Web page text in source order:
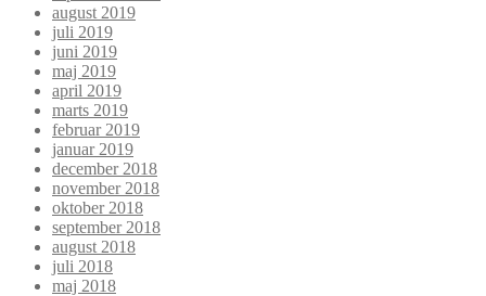
august 2019
juli 2019
juni 2019
maj 2019
april 2019
marts 2019
februar 2019
januar 2019
december 2018
november 2018
oktober 2018
september 2018
august 2018
juli 2018
maj 2018